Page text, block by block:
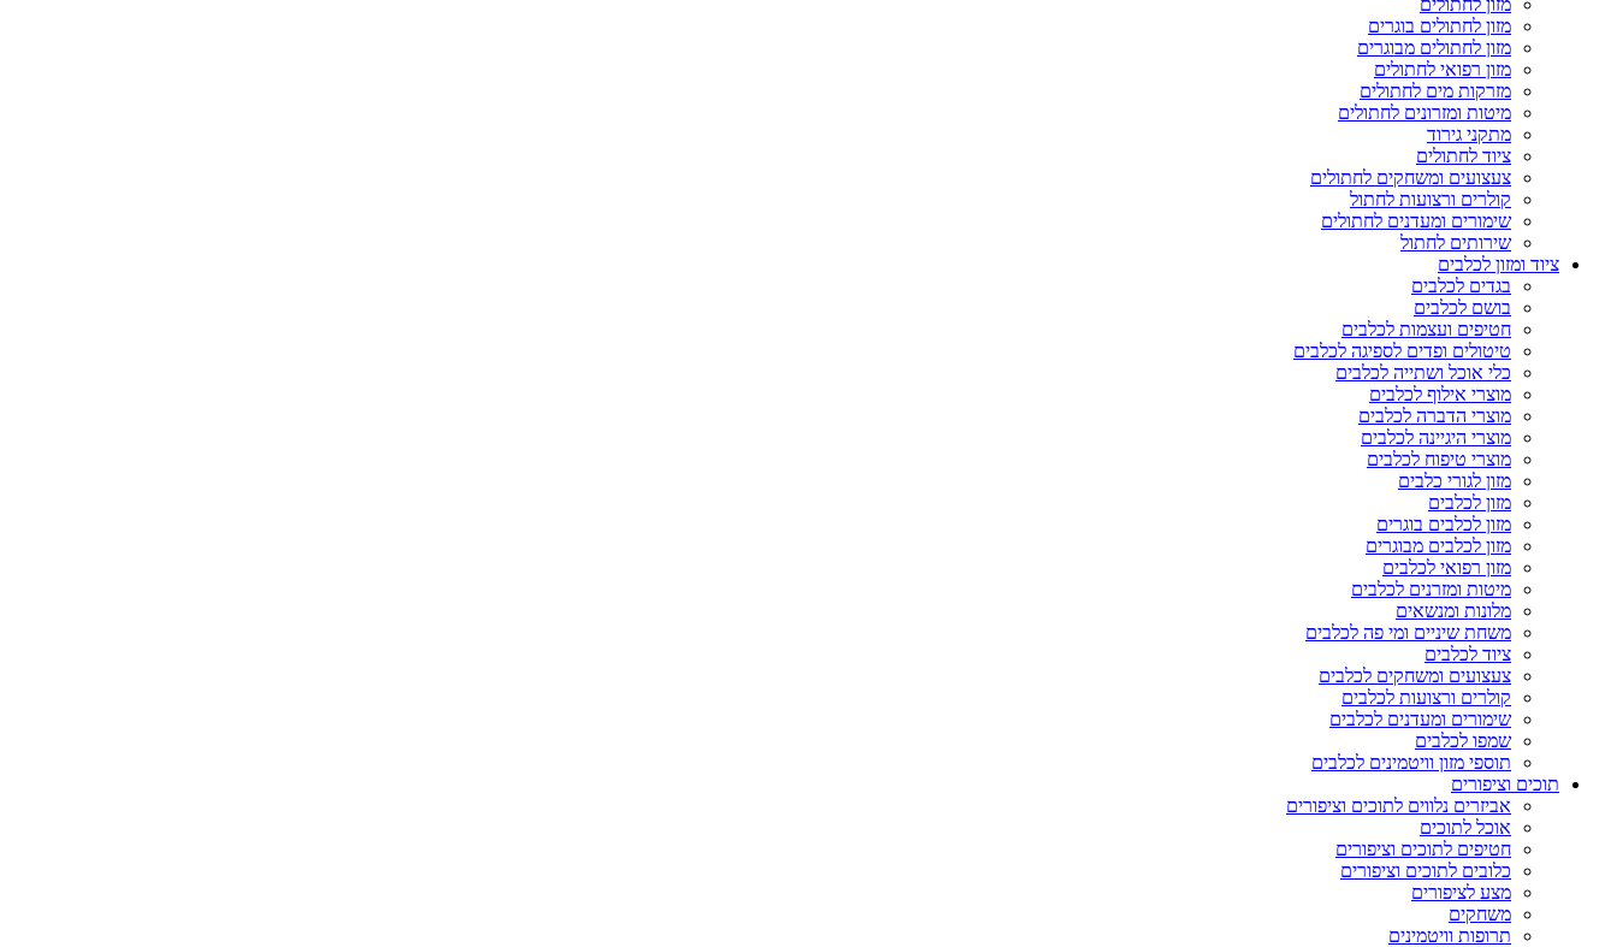
מזון לחתולים
מזון לחתולים בוגרים
מזון לחתולים מבוגרים
מזון רפואי לחתולים
מזרקות מים לחתולים
מיטות ומזרונים לחתולים
מתקני גירוד
ציוד לחתולים
צעצועים ומשחקים לחתולים
קולרים ורצועות לחתול
שימורים ומעדנים לחתולים
שירותים לחתול
ציוד ומזון לכלבים
בגדים לכלבים
בושם לכלבים
חטיפים ועצמות לכלבים
טיטולים ופדים לספיגה לכלבים
כלי אוכל ושתייה לכלבים
מוצרי אילוף לכלבים
מוצרי הדברה לכלבים
מוצרי היגיינה לכלבים
מוצרי טיפוח לכלבים
מזון לגורי כלבים
מזון לכלבים
מזון לכלבים בוגרים
מזון לכלבים מבוגרים
מזון רפואי לכלבים
מיטות ומזרנים לכלבים
מלונות ומנשאים
משחת שיניים ומי פה לכלבים
ציוד לכלבים
צעצועים ומשחקים לכלבים
קולרים ורצועות לכלבים
שימורים ומעדנים לכלבים
שמפו לכלבים
תוספי מזון וויטמינים לכלבים
תוכים וציפורים
אביזרים נלווים לתוכים וציפורים
אוכל לתוכים
חטיפים לתוכים וציפורים
כלובים לתוכים וציפורים
מצע לציפורים
משחקים
תרופות וויטמינים